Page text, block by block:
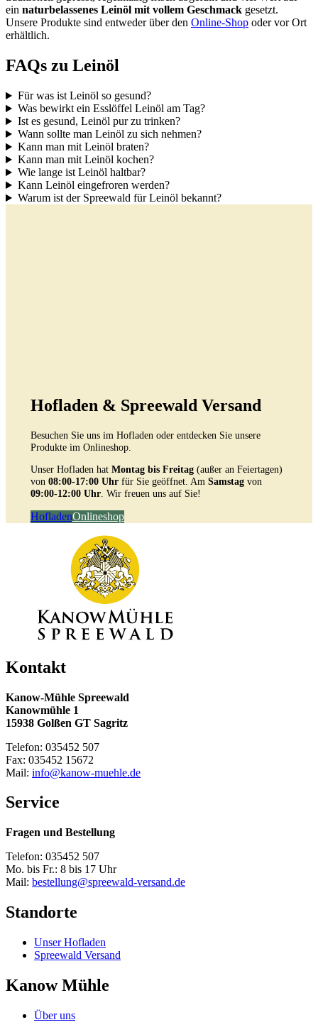
ein naturbelassenes Leinöl mit vollem Geschmack gesetzt.
Unsere Produkte sind entweder über den Online-Shop oder vor Ort
erhältlich.
FAQs zu Leinöl
Für was ist Leinöl so gesund?
Was bewirkt ein Esslöffel Leinöl am Tag?
Ist es gesund, Leinöl pur zu trinken?
Wann sollte man Leinöl zu sich nehmen?
Kann man mit Leinöl braten?
Kann man mit Leinöl kochen?
Wie lange ist Leinöl haltbar?
Kann Leinöl eingefroren werden?
Warum ist der Spreewald für Leinöl bekannt?
Hofladen & Spreewald Versand
Besuchen Sie uns im Hofladen oder entdecken Sie unsere
Produkte im Onlineshop.
Unser Hofladen hat Montag bis Freitag (außer an Feiertagen)
von 08:00-17:00 Uhrfür Sie geöffnet. Am Samstagvon
09:00-12:00 Uhr. Wir freuen uns auf Sie!
HofladenOnlineshop
Kontakt
Kanow-Mühle Spreewald
Kanowmühle 1
15938 Golßen GT Sagritz
Telefon: 035452 507
Fax: 035452 15672
Mail: info@kanow-muehle.de
Service
Fragen und Bestellung
Telefon: 035452 507
Mo. bis Fr.: 8 bis 17 Uhr
Mail: bestellung@spreewald-versand.de
Standorte
Unser Hofladen
Spreewald Versand
Kanow Mühle
Über uns